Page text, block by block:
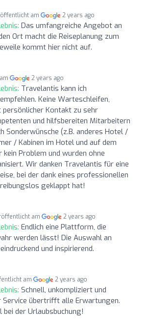
am 2 years ago
Das umfangreiche Angebot an
Ort macht die Reiseplanung zum
kommt hier nicht auf.
2 years ago
Travelantis kann ich
Keine Warteschleifen,
persönlicher Kontakt zu sehr
und hilfsbereiten Mitarbeitern
Sonderwünsche (z.B. anderes Hotel /
/ Kabinen im Hotel und auf dem
Problem und wurden ohne
Wir danken Travelantis für eine
bei der dank eines professionellen
geklappt hat!
am 2 years ago
Endlich eine Plattform, die
werden lässt! Die Auswahl an
und inspirierend.
am 2 years ago
Schnell, unkompliziert und
Service übertrifft alle Erwartungen.
bei der Urlaubsbuchung!